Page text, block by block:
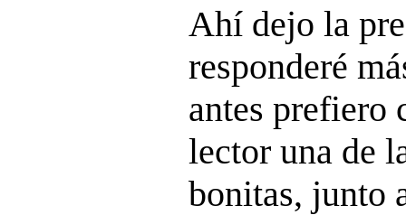
Ahí dejo la
responderé
antes prefiero
lector una de
bonitas, junto